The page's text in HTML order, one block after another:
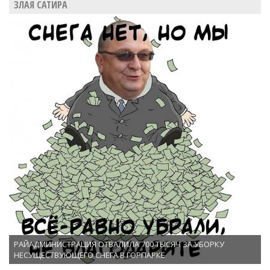
ЗЛАЯ САТИРА
РАЙАДМИНИСТРАЦИЯ ОТВАЛИЛА 700 ТЫСЯЧ ЗА УБОРКУ
НЕСУЩЕСТВУЮЩЕГО СНЕГА В ГОРПАРКЕ